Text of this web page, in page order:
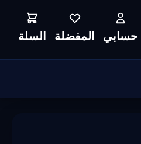
حسابي المفضلة السلة